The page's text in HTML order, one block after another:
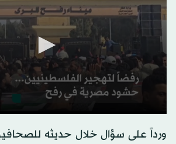
ورداً على سؤال خلال حديثه